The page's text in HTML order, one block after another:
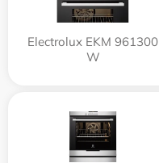
Electrolux EKM 961300
W